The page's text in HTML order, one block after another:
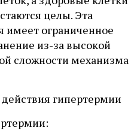
целы. Эта
имеет ограниченное
из-за высокой
сложности механизма
гипертермии